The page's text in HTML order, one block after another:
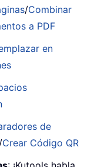
/Combinar
a PDF
en
de
/Crear Código QR